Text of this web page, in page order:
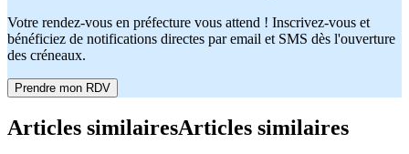
Votre rendez-vous en préfecture vous attend ! Inscrivez-vous et
bénéficiez de notifications directes par email et SMS dès l'ouverture
des créneaux.
Prendre mon RDV
Articles similairesArticles similaires